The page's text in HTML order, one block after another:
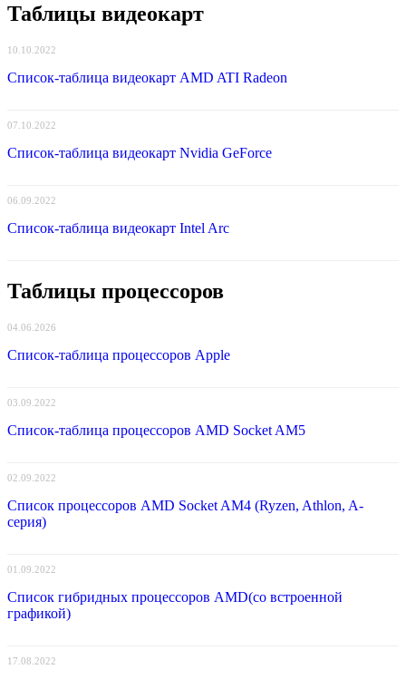
Таблицы видеокарт
10.10.2022
Список-таблица видеокарт AMD ATI Radeon
07.10.2022
Список-таблица видеокарт Nvidia GeForce
06.09.2022
Список-таблица видеокарт Intel Arc
Таблицы процессоров
04.06.2026
Список-таблица процессоров Apple
03.09.2022
Список-таблица процессоров AMD Socket AM5
02.09.2022
Список процессоров AMD Socket AM4 (Ryzen, Athlon, A-
серия)
01.09.2022
Список гибридных процессоров AMD(со встроенной
графикой)
17.08.2022